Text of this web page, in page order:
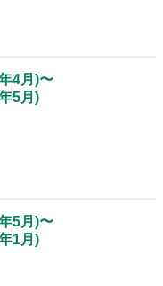
4月 )〜
5月 )
5月 )〜
1月 )